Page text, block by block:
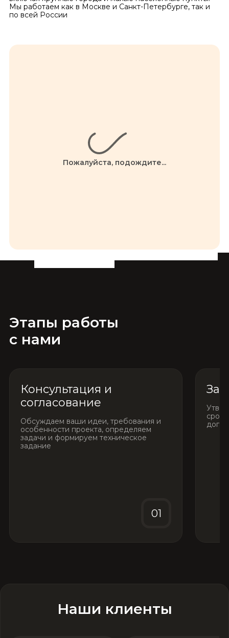
Мы работаем как в Москве и Санкт-Петербурге, так и
по всей России
Пожалуйста, подождите...
Этапы работы
с нами
Консультация и
согласование
Обсуждаем ваши идеи, требования и
особенности проекта, определяем
задачи и формируем техническое
задание
01
Наши клиенты